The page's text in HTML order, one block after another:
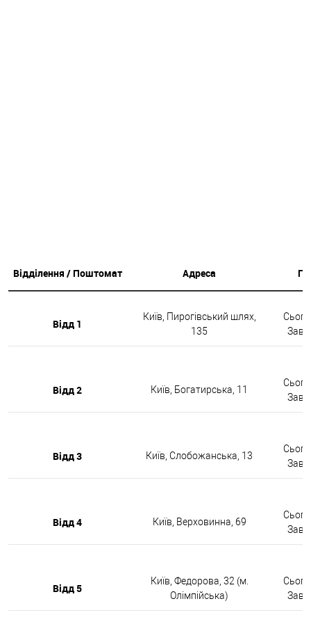
Відділення / Поштомат Адреса
Відд 1
Київ, Пирогівський шлях,
135
Відд 2 Київ, Богатирська, 11
Відд 3 Київ, Слобожанська, 13
Відд 4 Київ, Верховинна, 69
Відд 5
Київ, Федорова, 32 (м.
Олімпійська)